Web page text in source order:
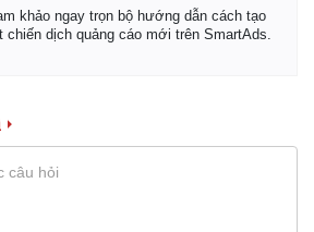
khảo ngay trọn bộ hướng dẫn cách tạo
chiến dịch quảng cáo mới trên SmartAds.